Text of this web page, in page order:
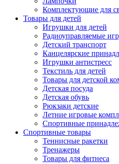
Комплектующие для
Товары для детей
Игрушки для детей
Радиоуправляемые
Детский транспорт
Канцелярские
Игрушки антистресс
Текстиль для детей
Товары для детской
Детская посуда
Детская обувь
Рюкзаки детские
Летние игровые
Спортивные
Спортивные товары
Теннисные ракетки
Тренажеры
Товары для фитнеса